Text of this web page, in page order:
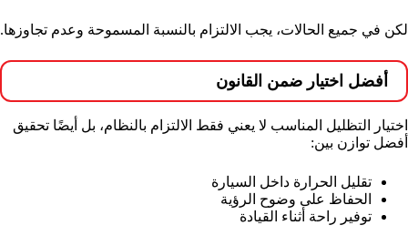
لكن في جميع الحالات، يجب الالتزام بالنسبة المسموحة وعدم تجاوزها.
أفضل اختيار ضمن القانون
اختيار التظليل المناسب لا يعني فقط الالتزام بالنظام، بل أيضًا تحقيق
أفضل توازن بين:
تقليل الحرارة داخل السيارة
الحفاظ على وضوح الرؤية
توفير راحة أثناء القيادة